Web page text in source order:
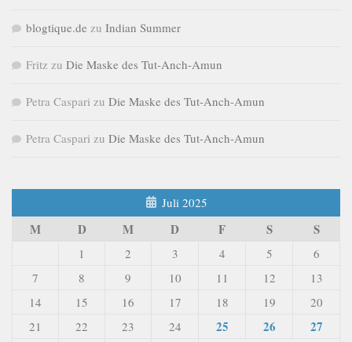
blogtique.de zu Indian Summer
Fritz zu Die Maske des Tut-Anch-Amun
Petra Caspari zu Die Maske des Tut-Anch-Amun
Petra Caspari zu Die Maske des Tut-Anch-Amun
Juli 2025
M D M D F S S
1 2 3 4 5
6
7
8 9 10 11 12
13
14
15 16 17 18 19
20
21
22 23 24 25 26 27